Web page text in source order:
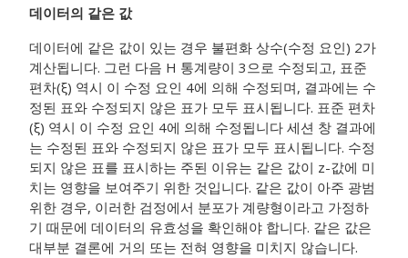
데이터의 같은 값
데이터에 같은 값이 있는 경우 불편화 상수(수정 요인) 2가
계산됩니다. 그런 다음 H 통계량이 3으로 수정되고, 표준
편차(ξ) 역시 이 수정 요인 4에 의해 수정되며, 결과에는 수
정된 표와 수정되지 않은 표가 모두 표시됩니다. 표준 편차
(ξ) 역시 이 수정 요인 4에 의해 수정됩니다 세션 창 결과에
는 수정된 표와 수정되지 않은 표가 모두 표시됩니다. 수정
되지 않은 표를 표시하는 주된 이유는 같은 값이 z-값에 미
치는 영향을 보여주기 위한 것입니다. 같은 값이 아주 광범
위한 경우, 이러한 검정에서 분포가 계량형이라고 가정하
기 때문에 데이터의 유효성을 확인해야 합니다. 같은 값은
대부분 결론에 거의 또는 전혀 영향을 미치지 않습니다.